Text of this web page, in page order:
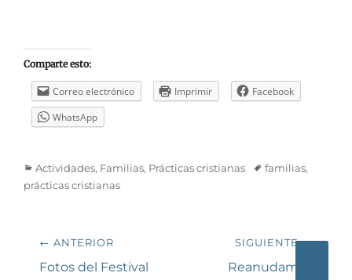
Comparte esto:
Correo electrónico Imprimir
Facebook
WhatsApp
Categorías
Actividades, Familias, Prácticas cristianas Etiquetas
familias,
prácticas cristianas
Navegación
de
← ANTERIOR
Entrada
Fotos del Festival
SIGUIENTE →
SiguienteReanudamos